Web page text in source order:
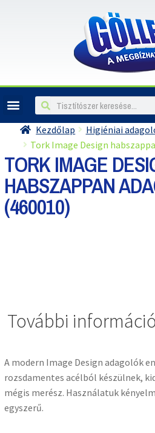
Kezdőlap Higiéniai
Tork Image Design
TORK IMAGE
HABSZAPPAN
(460010)
További
A modern Image Design adagolók
rozsdamentes acélból készülnek,
mégis merész. Használatuk
egyszerű.